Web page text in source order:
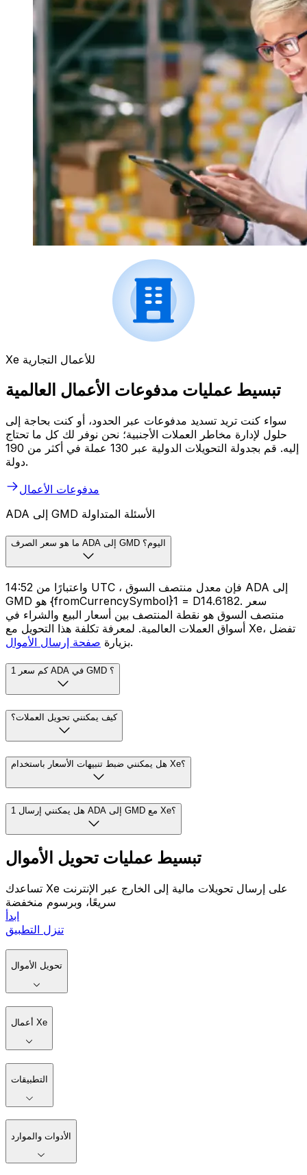
Xe للأعمال التجارية
تبسيط عمليات مدفوعات الأعمال العالمية
سواء كنت تريد تسديد مدفوعات عبر الحدود، أو كنت بحاجة إلى
حلول لإدارة مخاطر العملات الأجنبية؛ نحن نوفر لك كل ما تحتاج
إليه. قم بجدولة التحويلات الدولية عبر 130 عملة في أكثر من 190
دولة.
مدفوعات الأعمال
ADA إلى GMD الأسئلة المتداولة
ما هو سعر الصرف ADA إلى GMD اليوم؟
واعتبارًا من 14:52 UTC ، فإن معدل منتصف السوق ADA إلى
GMD هو {fromCurrencySymbol}1 = D14.6182. سعر
منتصف السوق هو نقطة المنتصف بين أسعار البيع والشراء في
أسواق العملات العالمية. لمعرفة تكلفة هذا التحويل مع Xe، تفضل
بزيارة صفحة إرسال الأموال .
كم سعر 1 ADA في GMD ؟
كيف يمكنني تحويل العملات؟
هل يمكنني ضبط تنبيهات الأسعار باستخدام Xe؟
هل يمكنني إرسال 1 ADA إلى GMD مع Xe؟
تبسيط عمليات تحويل الأموال
تساعدك Xe على إرسال تحويلات مالية إلى الخارج عبر الإنترنت
سريعًا، وبرسوم منخفضة
ابدأ
تنزل التطبيق
تحويل الأموال
أعمال Xe
التطبيقات
الأدوات والموارد